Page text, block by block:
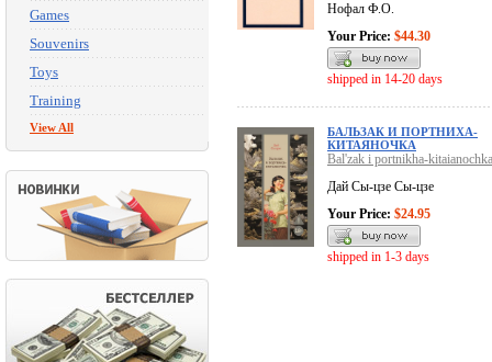
Games
Souvenirs
Toys
Training
View All
Нофал Ф.О.
Your Price: $44.30
shipped in 14-20 days
БАЛЬЗАК И ПОРТНИХА-
КИТАЯНОЧКА
Bal'zak i portnikha-kitaianochka
Дай Сы-цзе Сы-цзе
Your Price: $24.95
shipped in 1-3 days